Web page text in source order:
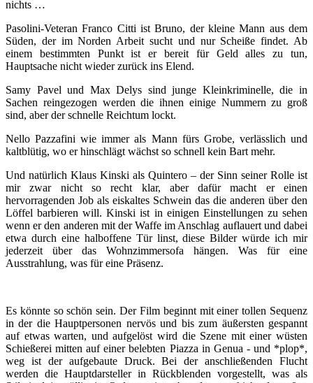
nichts …
Pasolini-Veteran Franco Citti ist Bruno, der kleine Mann aus dem
Süden, der im Norden Arbeit sucht und nur Scheiße findet. Ab
einem bestimmten Punkt ist er bereit für Geld alles zu tun,
Hauptsache nicht wieder zurück ins Elend.
Samy Pavel und Max Delys sind junge Kleinkriminelle, die in
Sachen reingezogen werden die ihnen einige Nummern zu groß
sind, aber der schnelle Reichtum lockt.
Nello Pazzafini wie immer als Mann fürs Grobe, verlässlich und
kaltblütig, wo er hinschlägt wächst so schnell kein Bart mehr.
Und natürlich Klaus Kinski als Quintero – der Sinn seiner Rolle ist
mir zwar nicht so recht klar, aber dafür macht er einen
hervorragenden Job als eiskaltes Schwein das die anderen über den
Löffel barbieren will. Kinski ist in einigen Einstellungen zu sehen
wenn er den anderen mit der Waffe im Anschlag auflauert und dabei
etwa durch eine halboffene Tür linst, diese Bilder würde ich mir
jederzeit über das Wohnzimmersofa hängen. Was für eine
Ausstrahlung, was für eine Präsenz.
Es könnte so schön sein. Der Film beginnt mit einer tollen Sequenz
in der die Hauptpersonen nervös und bis zum äußersten gespannt
auf etwas warten, und aufgelöst wird die Szene mit einer wüsten
Schießerei mitten auf einer belebten Piazza in Genua - und *plop*,
weg ist der aufgebaute Druck. Bei der anschließenden Flucht
werden die Hauptdarsteller in Rückblenden vorgestellt, was als